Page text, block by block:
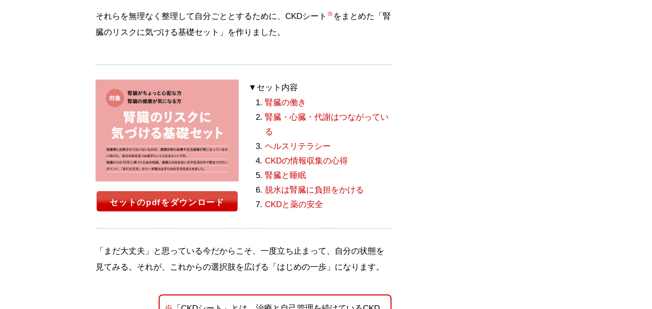
それらを無理なく整理して自分ごととするために、CKDシート ※ をまとめた「腎
臓のリスクに気づける基礎セット」を作りました。
セットのpdfをダウンロード
▼セット内容
腎臓の働き
腎臓・心臓・代謝はつながってい
る
ヘルスリテラシー
CKDの情報収集の心得
腎臓と睡眠
脱水は腎臓に負担をかける
CKDと薬の安全
「まだ大丈夫」と思っている今だからこそ、一度立ち止まって、自分の状態を
見てみる。それが、これからの選択肢を広げる「はじめの一歩」になります。